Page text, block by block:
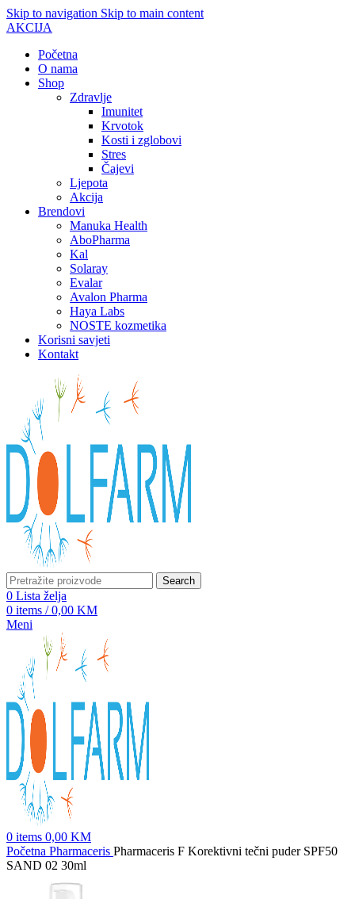
Skip to navigation Skip to main content
AKCIJA
Početna
O nama
Shop
Zdravlje
Imunitet
Krvotok
Kosti i zglobovi
Stres
Čajevi
Ljepota
Akcija
Brendovi
Manuka Health
AboPharma
Kal
Solaray
Evalar
Avalon Pharma
Haya Labs
NOSTE kozmetika
Korisni savjeti
Kontakt
Search
0 Lista želja
0 items / 0,00 KM
Meni
0 items 0,00 KM
Početna Pharmaceris Pharmaceris F Korektivni tečni puder SPF50
SAND 02 30ml